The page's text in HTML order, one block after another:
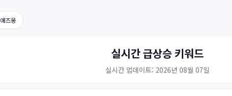
애즈몽
실시간 급상승 키워드
실시간 업데이트: 2026년 08월 07일